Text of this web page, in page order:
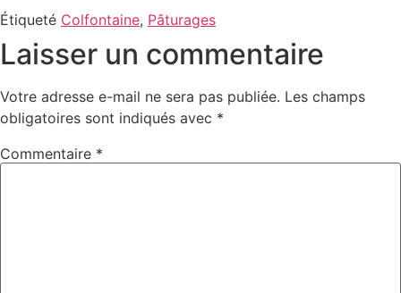
Étiqueté Colfontaine, Pâturages
Laisser un commentaire
Votre adresse e-mail ne sera pas publiée. Les champs
obligatoires sont indiqués avec *
Commentaire *